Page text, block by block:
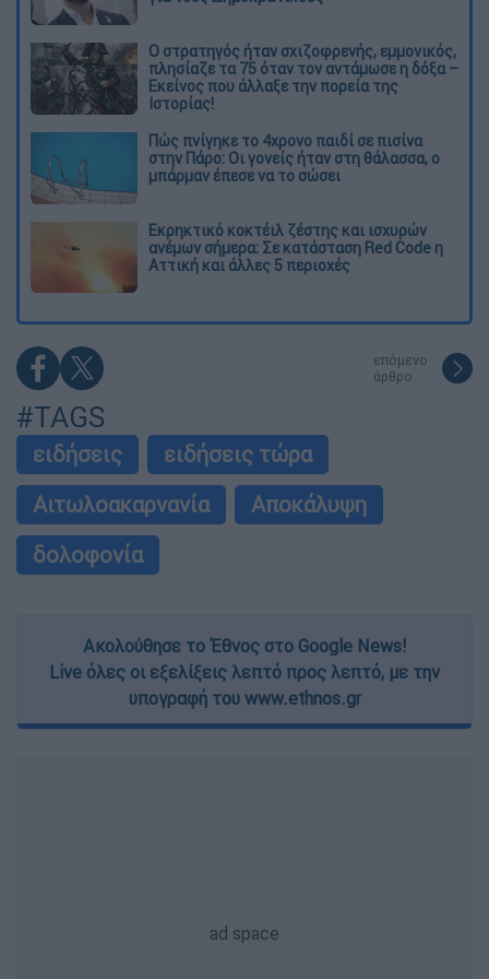
O στρατηγός ήταν σχιζοφρενής, εμμονικός,
πλησίαζε τα 75 όταν τον αντάμωσε η δόξα –
Εκείνος που άλλαξε την πορεία της
Ιστορίας!
Πώς πνίγηκε το 4χρονο παιδί σε πισίνα
στην Πάρο: Οι γονείς ήταν στη θάλασσα, ο
μπάρμαν έπεσε να το σώσει
Εκρηκτικό κοκτέιλ ζέστης και ισχυρών
ανέμων σήμερα: Σε κατάσταση Red Code η
Αττική και άλλες 5 περιοχές
επόμενο
άρθρο
#TAGS
ειδήσεις
ειδήσεις τώρα
Αιτωλοακαρνανία
Αποκάλυψη
δολοφονία
Ακολούθησε το Έθνος στο Google News!
Live όλες οι εξελίξεις λεπτό προς λεπτό, με την
υπογραφή του www.ethnos.gr